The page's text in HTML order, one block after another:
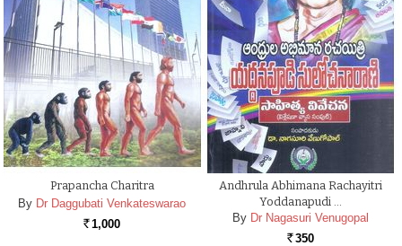
Prapancha Charitra
By Dr Daggubati Venkateswarao
Rs. 1,000
Andhrula Abhimana Rachayitri
Yoddanapudi …
By Dr Nagasuri Venugopal
Rs. 350